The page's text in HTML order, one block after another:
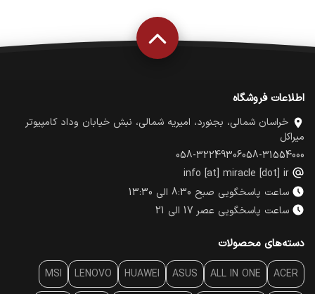
اطلاعات فروشگاه
خراسان شمالی، بجنورد، امیریه شمالی، نبش خیابان وداد کامپیوتر
میراکل
058-31554000
058-32249306
info [at] miracle [dot] ir
ساعت پاسخگویی صبح 8:30 الی 13:30
ساعت پاسخگویی عصر 17 الی 21
دسته‌های محصولات
ACER
ALL IN ONE
ASUS
HUAWEI
LENOVO
MSI